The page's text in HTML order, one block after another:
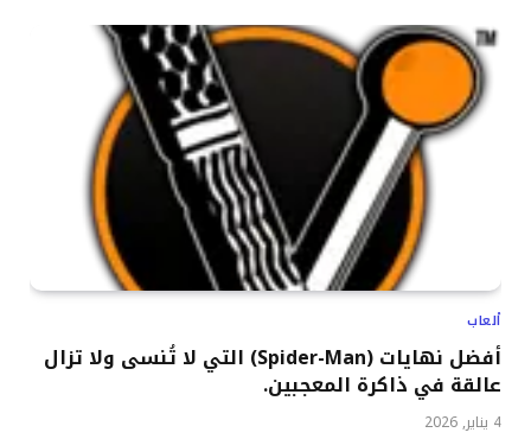
ألعاب
أفضل نهايات (Spider-Man) التي لا تُنسى ولا تزال
عالقة في ذاكرة المعجبين.
4 يناير, 2026